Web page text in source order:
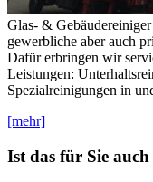
Glas- &
gewerbliche aber auch
Dafür erbringen wir
Leistungen:
Spezialreinigungen in
[mehr]
Ist das für Sie auch